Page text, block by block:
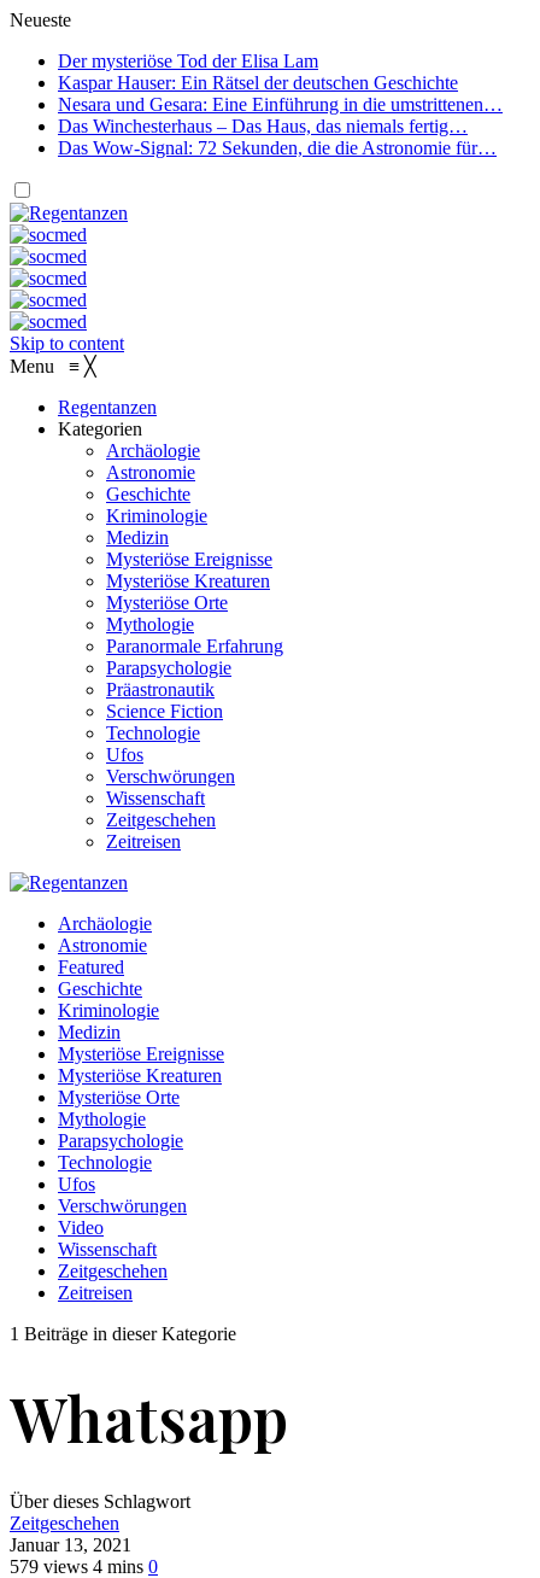
Neueste
Der mysteriöse Tod der Elisa Lam
Kaspar Hauser: Ein Rätsel der deutschen Geschichte
Nesara und Gesara: Eine Einführung in die umstrittenen…
Das Winchesterhaus – Das Haus, das niemals fertig…
Das Wow-Signal: 72 Sekunden, die die Astronomie für…
Skip to content
Menu ≡ ╳
Regentanzen
Kategorien
Archäologie
Astronomie
Geschichte
Kriminologie
Medizin
Mysteriöse Ereignisse
Mysteriöse Kreaturen
Mysteriöse Orte
Mythologie
Paranormale Erfahrung
Parapsychologie
Präastronautik
Science Fiction
Technologie
Ufos
Verschwörungen
Wissenschaft
Zeitgeschehen
Zeitreisen
Archäologie
Astronomie
Featured
Geschichte
Kriminologie
Medizin
Mysteriöse Ereignisse
Mysteriöse Kreaturen
Mysteriöse Orte
Mythologie
Parapsychologie
Technologie
Ufos
Verschwörungen
Video
Wissenschaft
Zeitgeschehen
Zeitreisen
1 Beiträge in dieser Kategorie
Whatsapp
Über dieses Schlagwort
Zeitgeschehen
Januar 13, 2021
579 views 4 mins 0